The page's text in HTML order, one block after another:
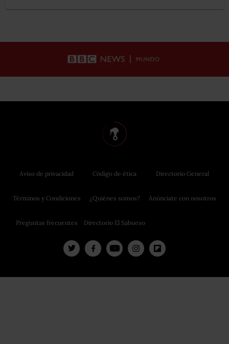
Aviso de privacidad
Términos y Condiciones
Preguntas frecuentes
Código de ética
¿Quiénes somos?
Directorio El Sabueso
Directorio General
Anúnciate con nosotros